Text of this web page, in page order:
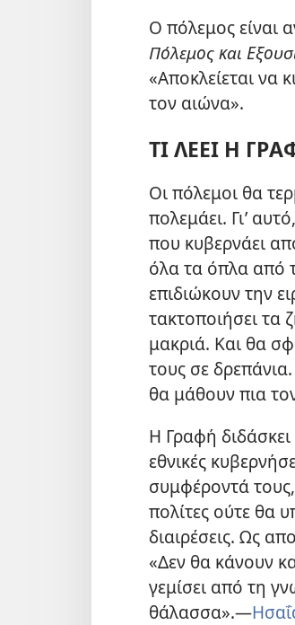
Ο πόλεμος είναι
Πόλεμος και
«Αποκλείεται να
τον αιώνα».
ΤΙ ΛΕΕΙ Η
Οι πόλεμοι θα
πολεμάει. Γι’
που κυβερνάει
όλα τα όπλα από
επιδιώκουν την
τακτοποιήσει τα
μακριά. Και θα
τους σε
θα μάθουν πια
Η Γραφή
εθνικές
συμφέροντά
πολίτες ούτε θα
διαιρέσεις. Ως
«Δεν θα κάνουν
γεμίσει από τη
θάλασσα».​—